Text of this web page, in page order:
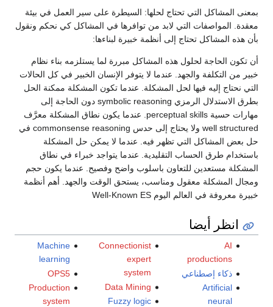
بمعنى المشاكل التي تحتاج لحلها: السيطرة على سير العمل في بيئة
معقدة. المواصفات التي لابد من توافرها في المشاكل كي نحكم ونقول
بأن هذه المشاكل تحتاج إلى أنظمة خبيرة لبناءها:
أن تكون الحاجة لحلول هذه المشاكل مبررة لما يستلزمه بناء نظام
خبير من التكلفة والجهد. عندما لا يتوفر الإنسان الخبير في كل الحالات
التي نحتاج إليه فيها لحل المشكلة. عندما تكون المشكلة ممكنة الحل
بطرق الاستدلال الرمزي symbolic reasoning دون الحاجة إلى
مهارات حسية perceptual skills. عندما يكون نطاق المشكلة معرَّف
well structured ولا يحتاج إلى حدس commonsense reasoning في
حل بعض المشاكل التي تظهر فيه. عندما لا يمكن حل المشكلة
باستخدام طرق الحساب التقليدية. عندما يتواجد خبراء في نطاق
المشكلة مستعدين للتعاون باسلوب واضح وفصيح. عندما يكون حجم
ومجال المشكلة معقول ومناسب، يستحق الوقت والجهد. أهم أنظمة
خبيرة معروفة في العالم اليوم Well-Known ES
انظر أيضا
AI
productions
ذكاء إصطناعي
Artificial
neural
Connectionist
expert
system
Data Mining
Fuzzy logic
Machine
learning
OPS5
Production
system